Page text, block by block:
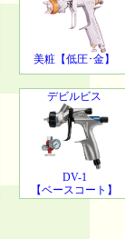
美粧【低圧･金】
デビルビス
DV-1
【ベースコート】